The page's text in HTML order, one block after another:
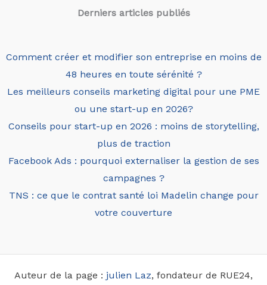
Derniers articles publiés
Comment créer et modifier son entreprise en moins de
48 heures en toute sérénité ?
Les meilleurs conseils marketing digital pour une PME
ou une start-up en 2026?
Conseils pour start-up en 2026 : moins de storytelling,
plus de traction
Facebook Ads : pourquoi externaliser la gestion de ses
campagnes ?
TNS : ce que le contrat santé loi Madelin change pour
votre couverture
Auteur de la page : julien Laz, fondateur de RUE24,